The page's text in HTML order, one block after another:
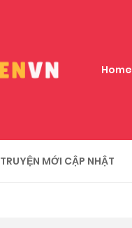
Home
TRUYỆN MỚI CẬP NHẬT